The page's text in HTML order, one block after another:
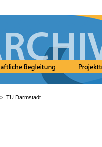
> TU Darmstadt